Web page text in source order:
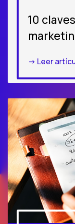
10
-> Leer